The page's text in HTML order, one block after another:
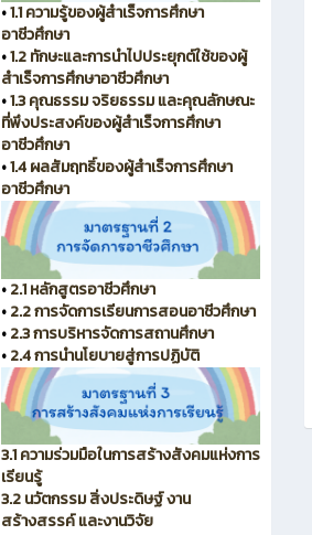
•1.1 ความรู้ของผู้สำเร็จการศึกษา
อาชีวศึกษา
•1.2 ทักษะและการนำไปประยุกต์ใช้ของผู้
สำเร็จการศึกษาอาชีวศึกษา
•1.3 คุณธรรม จริยธรรม และคุณลักษณะ
ที่พึงประสงค์ของผู้สำเร็จการศึกษา
อาชีวศึกษา
•1.4 ผลสัมฤทธิ์ของผู้สำเร็จการศึกษา
อาชีวศึกษา
•2.1 หลักสูตรอาชีวศึกษา
•2.2 การจัดการเรียนการสอนอาชีวศึกษา
•2.3 การบริหารจัดการสถานศึกษา
•2.4 การนำนโยบายสู่การปฏิบัติ
3.1 ความร่วมมือในการสร้างสังคมแห่งการ
เรียนรู้
3.2 นวัตกรรม สิ่งประดิษฐ์ งาน
สร้างสรรค์ และงานวิจัย